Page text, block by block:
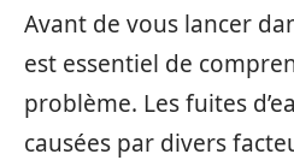
Avant de vous lancer
est essentiel de
problème. Les fuites
causées par divers